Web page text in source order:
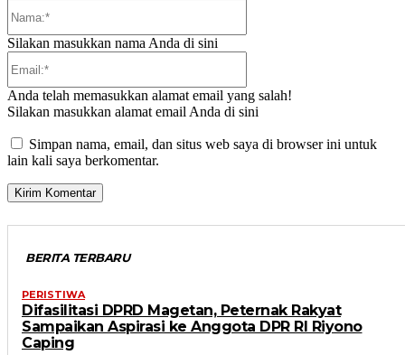
Silakan masukkan nama Anda di sini
Anda telah memasukkan alamat email yang salah!
Silakan masukkan alamat email Anda di sini
Simpan nama, email, dan situs web saya di browser ini untuk
lain kali saya berkomentar.
BERITA TERBARU
PERISTIWA
Difasilitasi DPRD Magetan, Peternak Rakyat
Sampaikan Aspirasi ke Anggota DPR RI Riyono
Caping